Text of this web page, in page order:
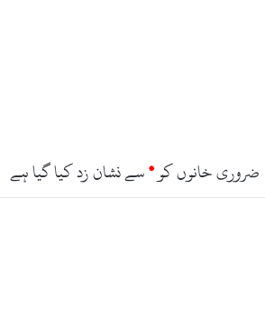
ضروری خانوں کو*سے نشان زد کیا گیا ہے